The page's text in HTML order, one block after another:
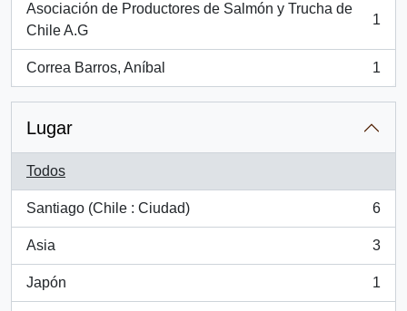
Asociación de Productores de Salmón y Trucha de
Chile A.G
, 1 resultados
1
Correa Barros, Aníbal
, 1 resultados
1
Lugar
Todos
Santiago (Chile : Ciudad)
, 6 resultados
6
Asia
, 3 resultados
3
Japón
, 1 resultados
1